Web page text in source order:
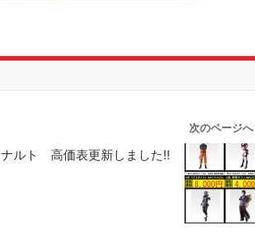
次のページへ
ナルト 高価表更新しました‼️